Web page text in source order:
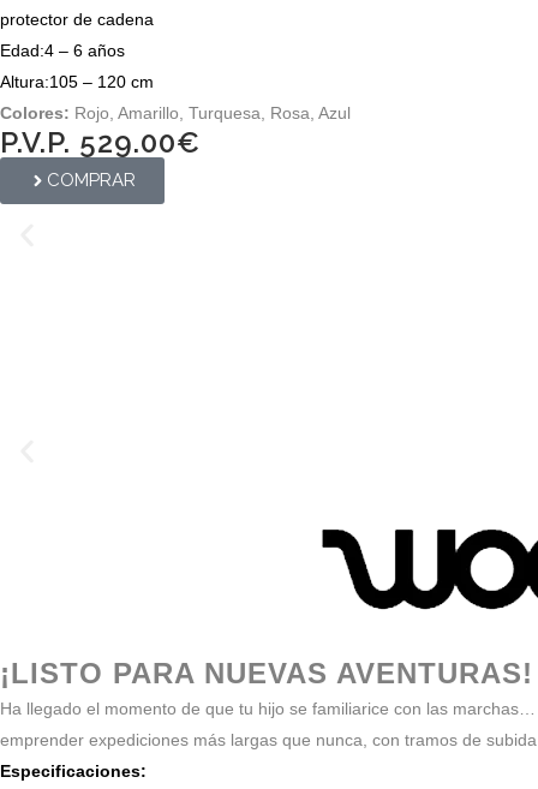
protector de cadena
Edad:4 – 6 años
Altura:105 – 120 cm
Colores: Rojo, Amarillo, Turquesa, Rosa, Azul
P.V.P. 529.00€
COMPRAR
¡LISTO PARA NUEVAS AVENTURAS!
Ha llegado el momento de que tu hijo se familiarice con las
emprender expediciones más largas que nunca, con tramos de
Especificaciones: